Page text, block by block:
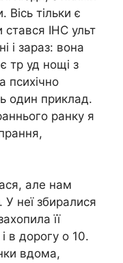
тільки є
ІНС ульт
і зараз: вона
тр уд нощі з
психічно
один приклад.
ранку я
але нам
У неї збиралися
її
в дорогу о 10.
вдома,